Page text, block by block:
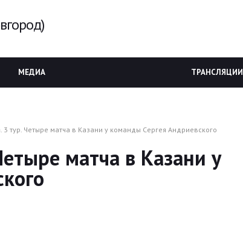
МЕДИА ТРАНСЛЯЦИИ
тур. Четыре матча в Казани у команды Сергея Андриевского
матча в Казани у